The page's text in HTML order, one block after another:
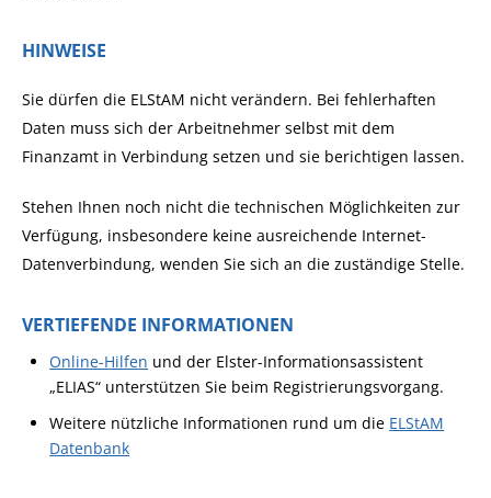
HINWEISE
Sie dürfen die ELStAM nicht verändern. Bei fehlerhaften
Daten muss sich der Arbeitnehmer selbst mit dem
Finanzamt in Verbindung setzen und sie berichtigen lassen.
Stehen Ihnen noch nicht die technischen Möglichkeiten zur
Verfügung, insbesondere keine ausreichende Internet-
Datenverbindung, wenden Sie sich an die zuständige Stelle.
VERTIEFENDE INFORMATIONEN
Online-Hilfen und der Elster-Informationsassistent
„ELIAS“ unterstützen Sie beim Registrierungsvorgang.
Weitere nützliche Informationen rund um die ELStAM
Datenbank